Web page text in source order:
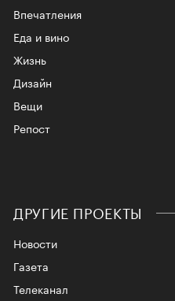
Впечатления
Еда и вино
Жизнь
Дизайн
Вещи
Репост
ДРУГИЕ ПРОЕКТЫ
Новости
Газета
Телеканал